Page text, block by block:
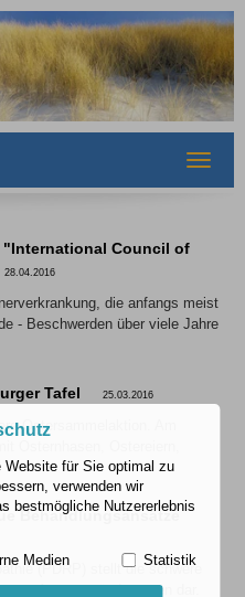
Toggle
Council of
28.04.2016
die anfangs meist
- Beschwerden über viele Jahre
Tafel 25.03.2016
Ostersammelaktion. Am
Osternhasen, Ostereiern,
Behandlungsansätze
(PDRP) stellt die schwere
Augenveränderungen dar.
Website für Sie optimal zu
verwenden wir
bestmögliche Nutzererlebnis
Medien Statistik